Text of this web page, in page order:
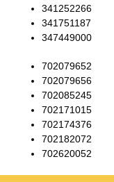
341252266
341751187
347449000
702079652
702079656
702085245
702171015
702174376
702182072
702620052